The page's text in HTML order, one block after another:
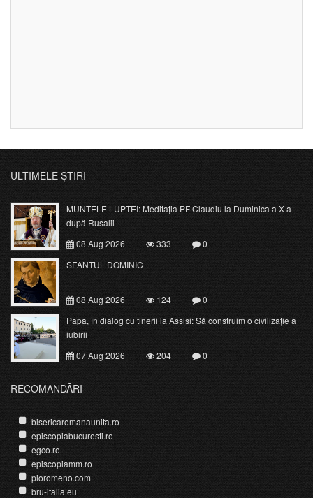
ULTIMELE ȘTIRI
MUNTELE LUPTEI: Meditația PF Claudiu la Duminica a X-a
după Rusalii
08 Aug 2026
333
0
SFÂNTUL DOMINIC
08 Aug 2026 124
0
Papa, în dialog cu tinerii la Assisi: Să construim o civilizație a
iubirii
07 Aug 2026
204 0
RECOMANDĂRI
bisericaromanaunita.ro
episcopiabucuresti.ro
egco.ro
episcopiamm.ro
pioromeno.com
bru-italia.eu